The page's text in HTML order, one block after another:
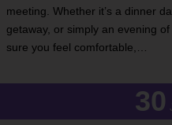
meeting. Whether it’s a dinner
getaway, or simply an evening
sure you feel comfortable,…
30